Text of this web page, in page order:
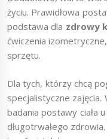
życiu. Prawidłowa
podstawa dla zdrowy
ćwiczenia
sprzętu.
Dla tych, którzy chcą
specjalistyczne
badania postawy ciała
długotrwałego